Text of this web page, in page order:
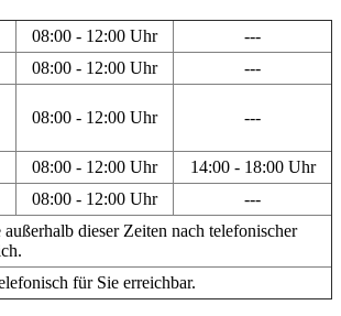
08:00 - 12:00 Uhr
---
08:00 - 12:00 Uhr ---
08:00 - 12:00 Uhr ---
08:00 - 12:00 Uhr
14:00 - 18:00 Uhr
08:00 - 12:00 Uhr
---
dieser Zeiten nach telefonischer
für Sie erreichbar.